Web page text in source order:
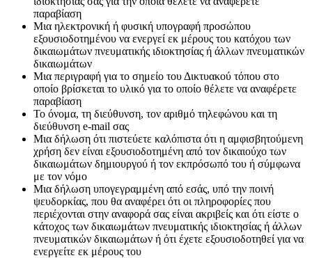
παραβίαση
Μια ηλεκτρονική ή φυσική υπογραφή προσώπου
εξουσιοδοτημένου να ενεργεί εκ μέρους του κατόχου των
δικαιωμάτων πνευματικής ιδιοκτησίας ή άλλων πνευματικών
δικαιωμάτων
Μια περιγραφή για το σημείο του Δικτυακού τόπου στο
οποίο βρίσκεται το υλικό για το οποίο θέλετε να αναφέρετε
παραβίαση
Το όνομα, τη διεύθυνση, τον αριθμό τηλεφώνου και τη
διεύθυνση e-mail σας
Μια δήλωση ότι πιστεύετε καλόπιστα ότι η αμφισβητούμενη
χρήση δεν είναι εξουσιοδοτημένη από τον δικαιούχο των
δικαιωμάτων δημιουργού ή τον εκπρόσωπό του ή σύμφωνα
με τον νόμο
Μια δήλωση υπογεγραμμένη από εσάς, υπό την ποινή
ψευδορκίας, που θα αναφέρει ότι οι πληροφορίες που
περιέχονται στην αναφορά σας είναι ακριβείς και ότι είστε ο
κάτοχος των δικαιωμάτων πνευματικής ιδιοκτησίας ή άλλων
πνευματικών δικαιωμάτων ή ότι έχετε εξουσιοδοτηθεί για να
ενεργείτε εκ μέρους του